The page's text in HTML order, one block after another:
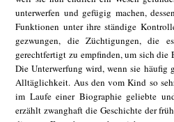
unterwerfen und gefügig machen,
Funktionen unter ihre ständige
gezwungen, die Züchtigungen, die
gerechtfertigt zu empfinden, um sich die
Die Unterwerfung wird, wenn sie häufig
Alltäglichkeit. Aus den vom Kind so
im Laufe einer Biographie geliebte
erzählt zwanghaft die Geschichte der